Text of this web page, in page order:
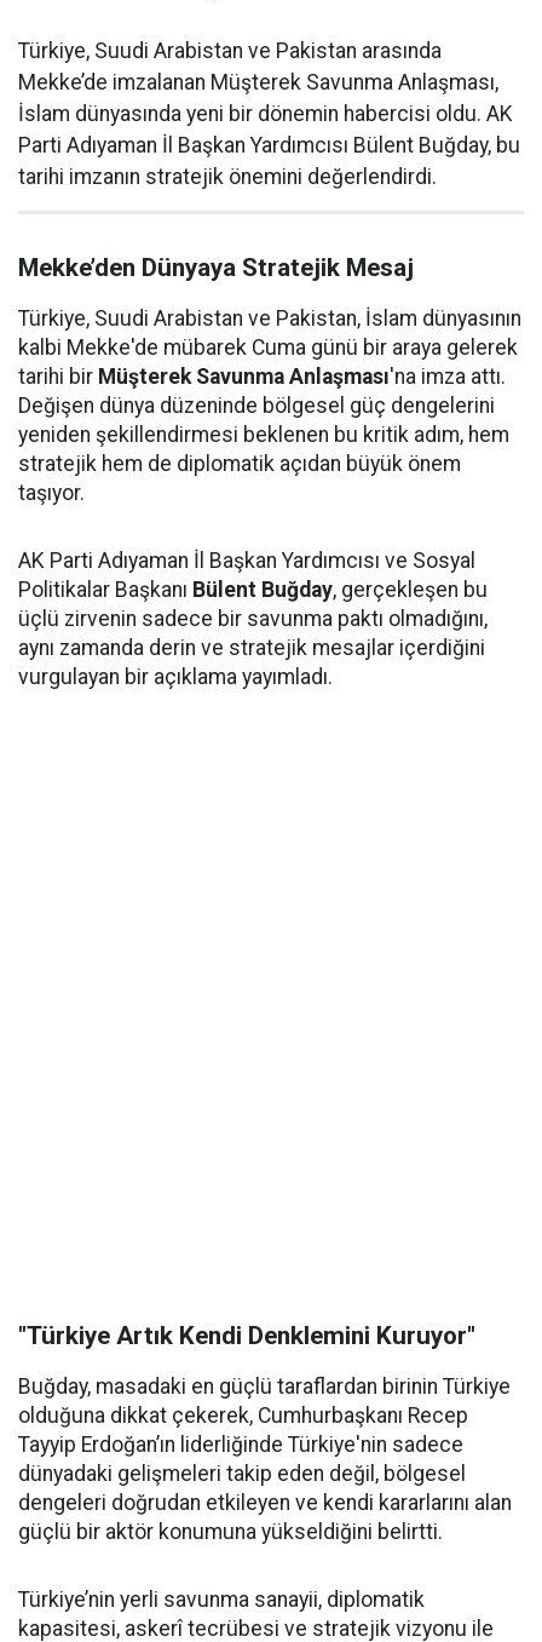
Türkiye, Suudi Arabistan ve Pakistan arasında
Mekke’de imzalanan Müşterek Savunma Anlaşması,
İslam dünyasında yeni bir dönemin habercisi oldu. AK
Parti Adıyaman İl Başkan Yardımcısı Bülent Buğday, bu
tarihi imzanın stratejik önemini değerlendirdi.
Mekke’den Dünyaya Stratejik Mesaj
Türkiye, Suudi Arabistan ve Pakistan, İslam dünyasının
kalbi Mekke'de mübarek Cuma günü bir araya gelerek
tarihi bir Müşterek Savunma Anlaşması'na imza attı.
Değişen dünya düzeninde bölgesel güç dengelerini
yeniden şekillendirmesi beklenen bu kritik adım, hem
stratejik hem de diplomatik açıdan büyük önem
taşıyor.
AK Parti Adıyaman İl Başkan Yardımcısı ve Sosyal
Politikalar Başkanı Bülent Buğday, gerçekleşen bu
üçlü zirvenin sadece bir savunma paktı olmadığını,
aynı zamanda derin ve stratejik mesajlar içerdiğini
vurgulayan bir açıklama yayımladı.
"Türkiye Artık Kendi Denklemini Kuruyor"
Buğday, masadaki en güçlü taraflardan birinin Türkiye
olduğuna dikkat çekerek, Cumhurbaşkanı Recep
Tayyip Erdoğan’ın liderliğinde Türkiye'nin sadece
dünyadaki gelişmeleri takip eden değil, bölgesel
dengeleri doğrudan etkileyen ve kendi kararlarını alan
güçlü bir aktör konumuna yükseldiğini belirtti.
Türkiye’nin yerli savunma sanayii, diplomatik
kapasitesi, askerî tecrübesi ve stratejik vizyonu ile